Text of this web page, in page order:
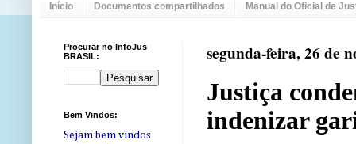
Início Documentos compartilhados Manual do Oficial de
segunda-feira, 26 de
Justiça
indenizar
Procurar no InfoJus
BRASIL:
Bem Vindos:
Sejam bem vindos